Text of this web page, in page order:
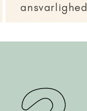
ansvarlighed